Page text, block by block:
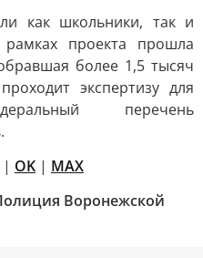
как школьники, так и
проекта прошла
более 1,5 тысяч
экспертизу для
перечень
| OK | MAX
Воронежской